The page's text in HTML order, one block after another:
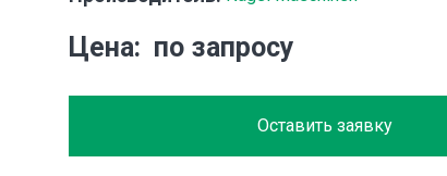
Цена по запросу
Оставить заявку